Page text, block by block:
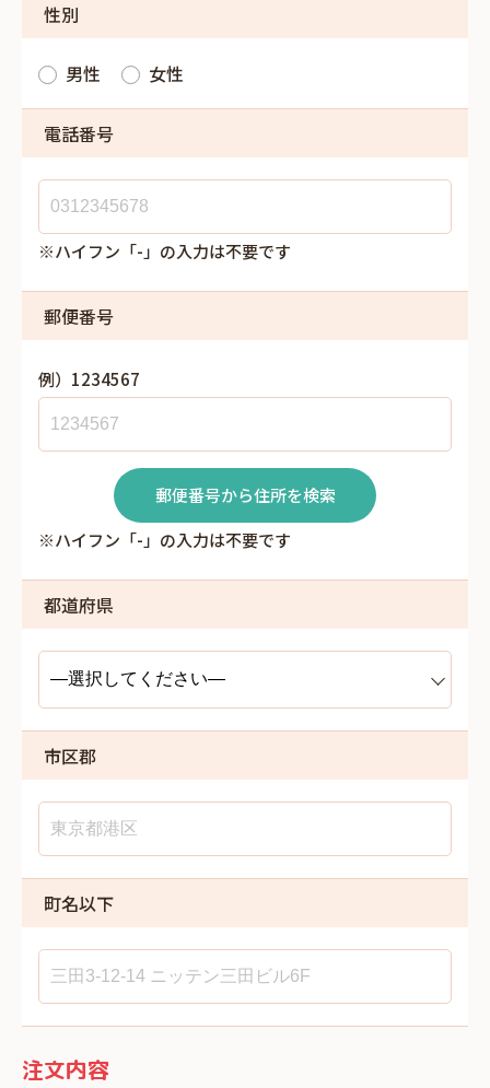
性別
男性 女性
電話番号
※ハイフン「-」の入力は不要です
郵便番号
例）1234567
郵便番号から住所を検索
※ハイフン「-」の入力は不要です
都道府県
市区郡
町名以下
注文内容